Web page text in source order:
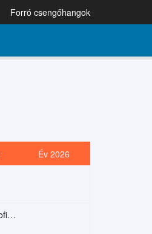
Forró csengőhangok
Év 2026
Le-Professionnel (Der Profi) – Chi Mai